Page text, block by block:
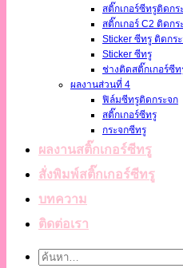
สติ๊กเกอร์ซีทรูติดก
สติ๊กเกอร์ C2 ติดกร
Sticker ซีทรู ติดกร
Sticker ซีทรู
ช่างติดสติ๊กเกอร์ซีท
ผลงานส่วนที่ 4
ฟิล์มซีทรูติดกระจก
สติ๊กเกอร์ซีทรู
กระจกซีทรู
ผลงานสติ๊กเกอร์ซีทรู
สั่งพิมพ์สติ๊กเกอร์ซีทรู
บทความ
ติดต่อเรา